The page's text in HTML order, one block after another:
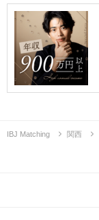
IBJ Matching 関西